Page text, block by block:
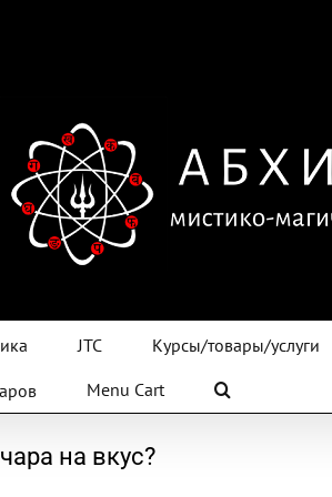
JTC Курсы/товары/услуги
Menu Cart
на вкус?